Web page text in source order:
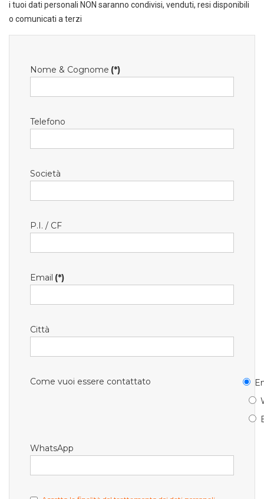
i tuoi dati personali NON saranno condivisi, venduti, resi disponibili
o comunicati a terzi
Nome & Cognome (*)
Telefono
Società
P.I. / CF
Email (*)
Città
Come vuoi essere contattato
WhatsApp